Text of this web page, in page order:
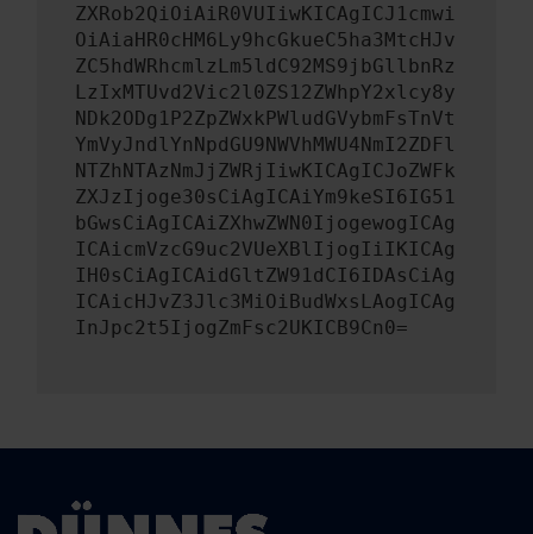
ZXRob2QiOiAiR0VUIiwKICAgICJ1cmwi
OiAiaHR0cHM6Ly9hcGkueC5ha3MtcHJv
ZC5hdWRhcmlzLm5ldC92MS9jbGllbnRz
LzIxMTUvd2Vic2l0ZS12ZWhpY2xlcy8y
NDk2ODg1P2ZpZWxkPWludGVybmFsTnVt
YmVyJndlYnNpdGU9NWVhMWU4NmI2ZDFl
NTZhNTAzNmJjZWRjIiwKICAgICJoZWFk
ZXJzIjoge30sCiAgICAiYm9keSI6IG51
bGwsCiAgICAiZXhwZWN0IjogewogICAg
ICAicmVzcG9uc2VUeXBlIjogIiIKICAg
IH0sCiAgICAidGltZW91dCI6IDAsCiAg
ICAicHJvZ3Jlc3MiOiBudWxsLAogICAg
InJpc2t5IjogZmFsc2UKICB9Cn0=